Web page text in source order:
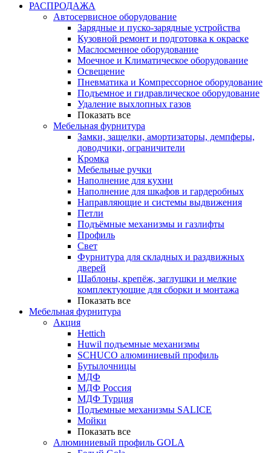
РАСПРОДАЖА
Автосервисное оборудование
Зарядные и пуско-зарядные устройства
Кузовной ремонт и подготовка к окраске
Маслосменное оборудование
Моечное и Климатическое оборудование
Освещение
Пневматика и Компрессорное оборудование
Подъемное и гидравлическое оборудование
Удаление выхлопных газов
Показать все
Мебельная фурнитура
Замки, защелки, амортизаторы, демпферы,
доводчики, ограничители
Кромка
Мебельные ручки
Наполнение для кухни
Наполнение для шкафов и гардеробных
Направляющие и системы выдвижения
Петли
Подъёмные механизмы и газлифты
Профиль
Свет
Фурнитура для складных и раздвижных
дверей
Шаблоны, крепёж, заглушки и мелкие
комплектующие для сборки и монтажа
Показать все
Мебельная фурнитура
Акция
Hettich
Huwil подъемные механизмы
SCHUCO алюминиевый профиль
Бутылочницы
МДФ
МДФ Россия
МДФ Турция
Подъемные механизмы SALICE
Мойки
Показать все
Алюминиевый профиль GOLA